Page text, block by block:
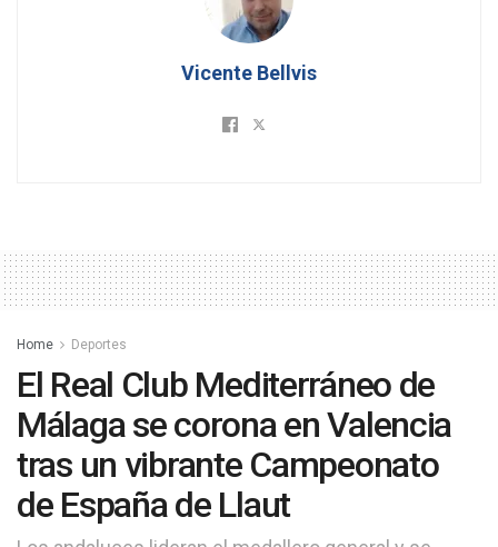
Vicente Bellvis
Home Deportes
El Real Club Mediterráneo de
Málaga se corona en Valencia
tras un vibrante Campeonato
de España de Llaut